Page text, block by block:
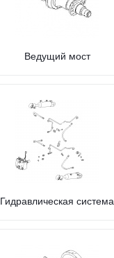
Ведущий мост
Гидравлическая система